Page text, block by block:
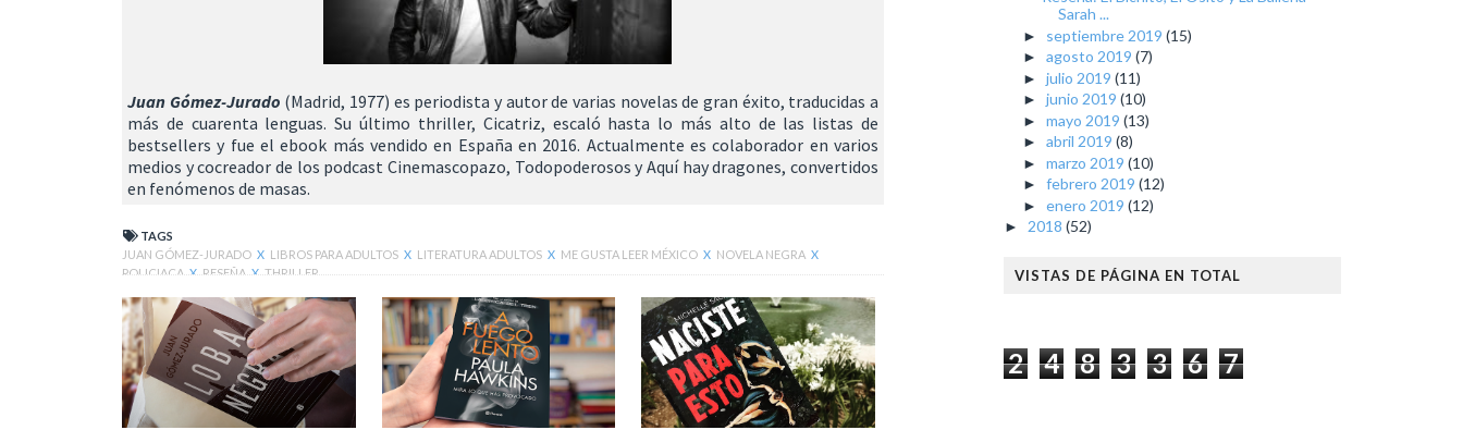
Juan Gómez-Jurado (Madrid, 1977) es periodista y autor de varias novelas de gran éxito, traducidas a
más de cuarenta lenguas. Su último thriller, Cicatriz, escaló hasta lo más alto de las listas de
bestsellers y fue el ebook más vendido en España en 2016. Actualmente es colaborador en varios
medios y cocreador de los podcast Cinemascopazo, Todopoderosos y Aquí hay dragones, convertidos
en fenómenos de masas.
TAGS
JUAN GÓMEZ-JURADO X LIBROS PARA ADULTOS X LITERATURA ADULTOS X ME GUSTA LEER MÉXICO X NOVELA NEGRA X
POLICIACA X RESEÑA X THRILLER
Sarah ...
► septiembre 2019 (15)
► agosto 2019 (7)
► julio 2019 (11)
► junio 2019 (10)
► mayo 2019 (13)
► abril 2019 (8)
► marzo 2019 (10)
► febrero 2019 (12)
► enero 2019 (12)
► 2018 (52)
VISTAS DE PÁGINA EN TOTAL
2 4 8 3 3 6 7